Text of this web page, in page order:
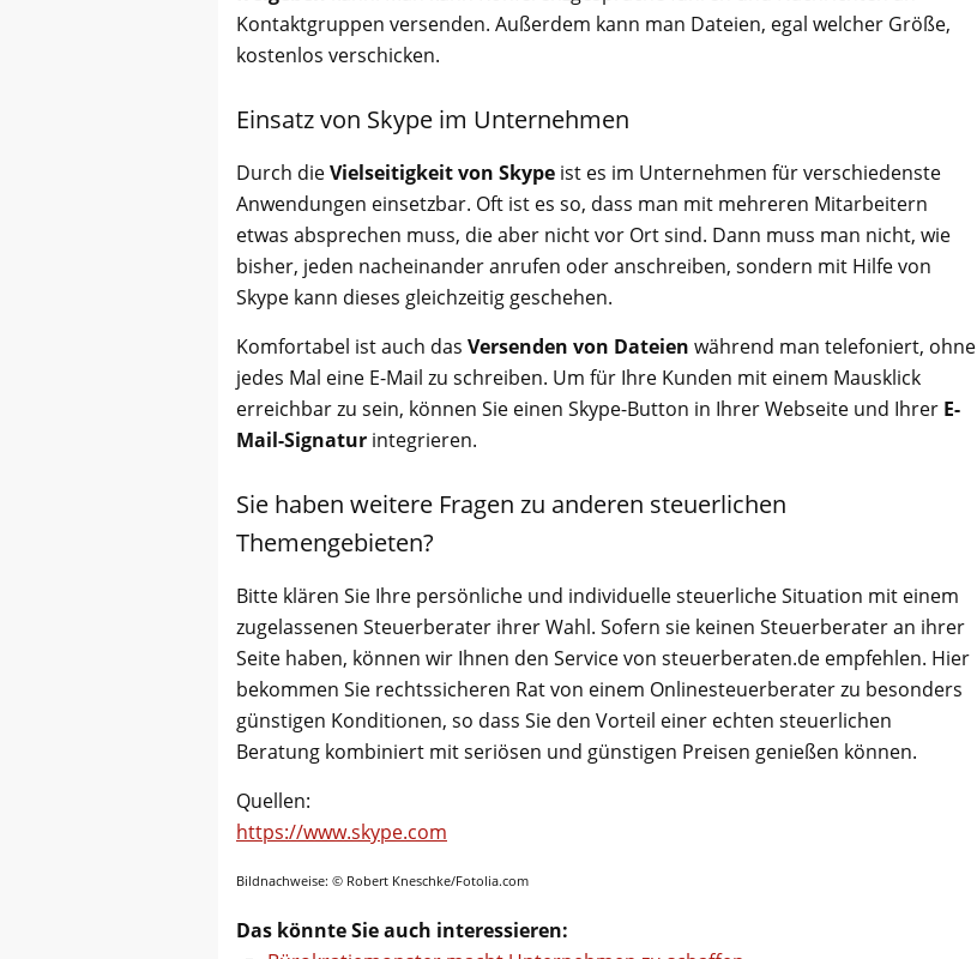
Kontaktgruppen versenden. Außerdem kann man Dateien, egal welcher Größe,
kostenlos verschicken.
Einsatz von Skype im Unternehmen
Durch dieVielseitigkeit von Skype ist es im Unternehmen für verschiedenste
Anwendungen einsetzbar. Oft ist es so, dass man mit mehreren Mitarbeitern
etwas absprechen muss, die aber nicht vor Ort sind. Dann muss man nicht, wie
bisher, jeden nacheinander anrufen oder anschreiben, sondern mit Hilfe von
Skype kann dieses gleichzeitig geschehen.
Komfortabel ist auch das Versenden von Dateien während man telefoniert, ohne
jedes Mal eine E-Mail zu schreiben. Um für Ihre Kunden mit einem Mausklick
erreichbar zu sein, können Sie einen Skype-Button in Ihrer Webseite und Ihrer E-
Mail-Signatur integrieren.
Sie haben weitere Fragen zu anderen steuerlichen
Themengebieten?
Bitte klären Sie Ihre persönliche und individuelle steuerliche Situation mit einem
zugelassenen Steuerberater ihrer Wahl. Sofern sie keinen Steuerberater an ihrer
Seite haben, können wir Ihnen den Service von steuerberaten.de empfehlen. Hier
bekommen Sie rechtssicheren Rat von einem Onlinesteuerberater zu besonders
günstigen Konditionen, so dass Sie den Vorteil einer echten steuerlichen
Beratung kombiniert mit seriösen und günstigen Preisen genießen können.
Quellen:
https://www.skype.com
Bildnachweise: © Robert Kneschke/Fotolia.com
Das könnte Sie auch interessieren: